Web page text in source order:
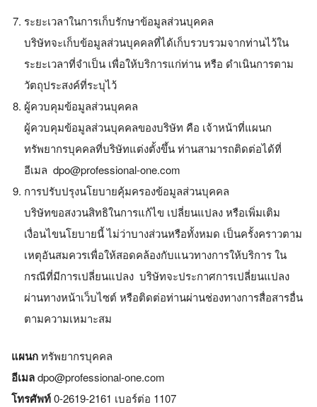
ระยะเวลาในการเก็บรักษาข้อมูลส่วนบุคคล
บริษัทจะเก็บข้อมูลส่วนบุคคลที่ได้เก็บรวบรวมจากท่านไว้ใน
ระยะเวลาที่จำเป็น เพื่อให้บริการแก่ท่าน หรือ ดำเนินการตาม
วัตถุประสงค์ที่ระบุไว้
ผู้ควบคุมข้อมูลส่วนบุคคล
ผู้ควบคุมข้อมูลส่วนบุคคลของบริษัท คือ เจ้าหน้าที่แผนก
ทรัพยากรบุคคลที่บริษัทแต่งตั้งขึ้น ท่านสามารถติดต่อได้ที่
อีเมล dpo@professional-one.com
การปรับปรุงนโยบายคุ้มครองข้อมูลส่วนบุคคล
บริษัทขอสงวนสิทธิในการแก้ไข เปลี่ยนแปลง หรือเพิ่มเติม
เงื่อนไขนโยบายนี้ ไม่ว่าบางส่วนหรือทั้งหมด เป็นครั้งคราวตาม
เหตุอันสมควรเพื่อให้สอดคล้องกับแนวทางการให้บริการ ใน
กรณีที่มีการเปลี่ยนแปลง บริษัทจะประกาศการเปลี่ยนแปลง
ผ่านทางหน้าเว็บไซต์ หรือติดต่อท่านผ่านช่องทางการสื่อสารอื่น
ตามความเหมาะสม
แผนกทรัพยากรบุคคล
อีเมลdpo@professional-one.com
โทรศัพท์0-2619-2161 เบอร์ต่อ 1107